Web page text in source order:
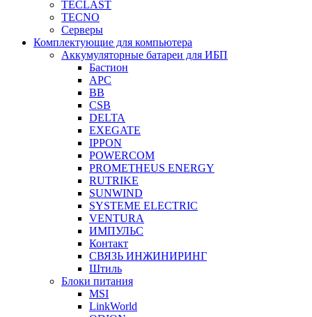
TECLAST
TECNO
Серверы
Комплектующие для компьютера
Аккумуляторные батареи для ИБП
Бастион
APC
BB
CSB
DELTA
EXEGATE
IPPON
POWERCOM
PROMETHEUS ENERGY
RUTRIKE
SUNWIND
SYSTEME ELECTRIC
VENTURA
ИМПУЛЬС
Контакт
СВЯЗЬ ИНЖИНИРИНГ
Штиль
Блоки питания
MSI
LinkWorld